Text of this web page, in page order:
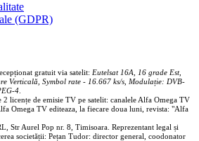
(GDPR)
gratuit via satelit: Eutelsat 16A, 16 grade Est,
Verticală, Symbol rate - 16.667 ks/s, Modulație: DVB-
4
licențe de emisie TV pe satelit: canalele Alfa Omega TV
Omega TV editeaza, la fiecare doua luni, revista: "Alfa
Str Aurel Pop nr. 8, Timisoara. Reprezentant legal și
societății: Pețan Tudor: director general, coodonator